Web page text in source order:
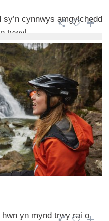
cynnwys amgylchedd
tywyl ...
hwn yn mynd trwy rai o